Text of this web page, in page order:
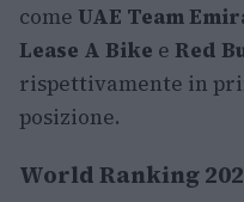
come UAE Team
Lease A Bike e Red
rispettivamente in
posizione.
World Ranking